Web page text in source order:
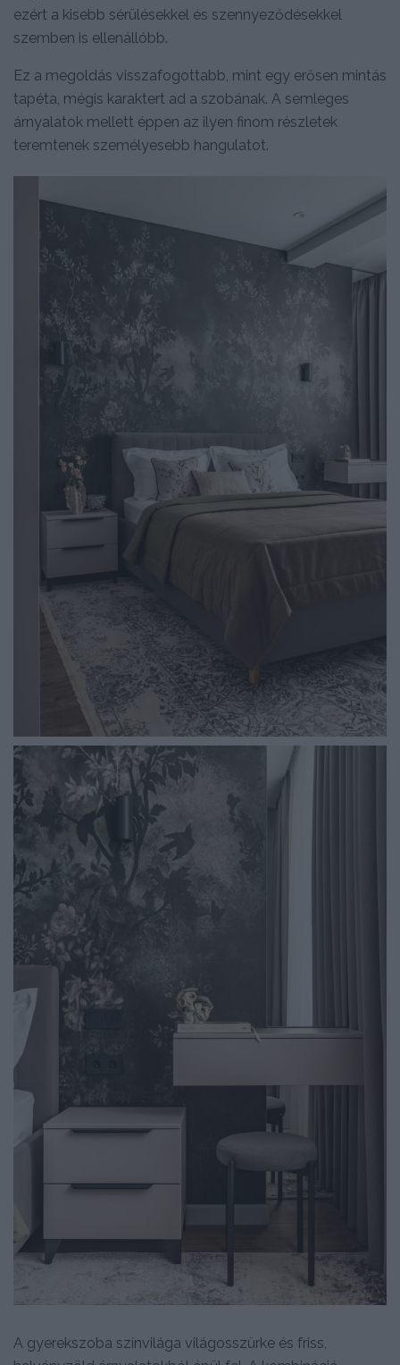
ezért a kisebb sérülésekkel és szennyeződésekkel
szemben is ellenállóbb.
Ez a megoldás visszafogottabb, mint egy erősen mintás
tapéta, mégis karaktert ad a szobának. A semleges
árnyalatok mellett éppen az ilyen finom részletek
teremtenek személyesebb hangulatot.
A gyerekszoba színvilága világosszürke és friss,